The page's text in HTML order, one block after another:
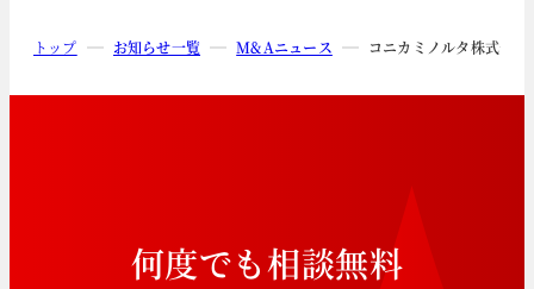
トップ お知らせ一覧 M&Aニュース コニカミノルタ株式会
何度でも相談無料